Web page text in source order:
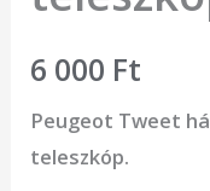
6 000 Ft
Peugeot Tweet
teleszkóp.